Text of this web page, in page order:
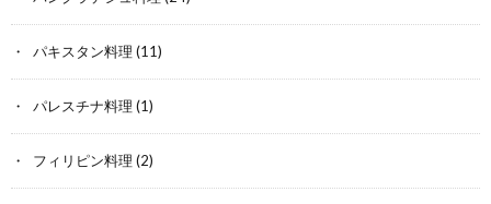
パキスタン料理 (11)
パレスチナ料理 (1)
フィリピン料理 (2)